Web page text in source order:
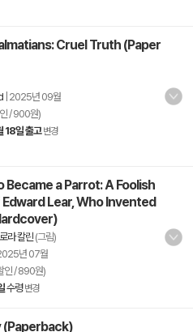
Cruel Truth (Paper
2025년 09월
/ 900원)
18일 출고 변경
Became a Parrot: A Foolish
Lear, Who Invented
로라 칼린 (그림)
년 07월
인 / 890원)
수령 변경
(Paperback)